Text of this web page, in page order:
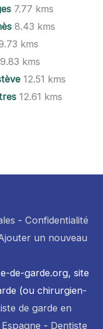
7.77 kms
8.43 kms
kms
9.83 kms
12.51 kms
12.61 kms
- Confidentialité
un nouveau
de-garde.org, site
(ou chirurgien-
de garde en
- Dentiste